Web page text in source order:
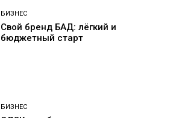
БИЗНЕС
Свой бренд БАД: лёгкий и
бюджетный старт
БИЗНЕС